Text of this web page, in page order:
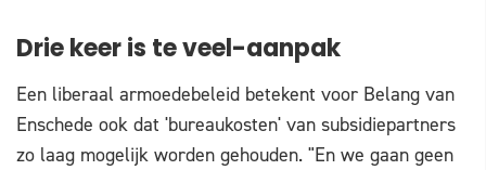
Drie keer is te veel-aanpak
Een liberaal armoedebeleid betekent voor Belang van
Enschede ook dat 'bureaukosten' van subsidiepartners
zo laag mogelijk worden gehouden. "En we gaan geen